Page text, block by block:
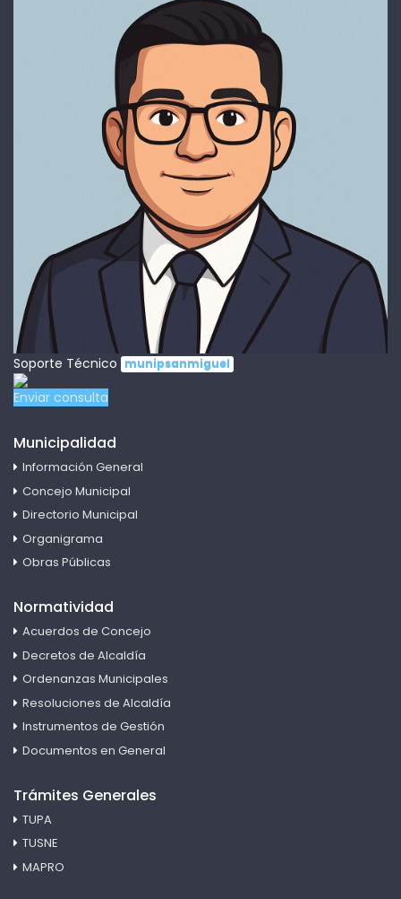
Soporte Técnico munipsanmiguel
Enviar consulta
Municipalidad
Información General
Concejo Municipal
Directorio Municipal
Organigrama
Obras Públicas
Normatividad
Acuerdos de Concejo
Decretos de Alcaldía
Ordenanzas Municipales
Resoluciones de Alcaldía
Instrumentos de Gestión
Documentos en General
Trámites Generales
TUPA
TUSNE
MAPRO